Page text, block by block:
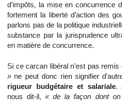
d’impôts, la mise en concurrence
fortement la liberté d’action des
parlons pas de la politique
substance par la jurisprudence
en matière de concurrence.
Si ce carcan libéral n’est pas remis
» ne peut donc rien signifier
rigueur budgétaire et salariale.
nous dit-il,« de la façon dont on